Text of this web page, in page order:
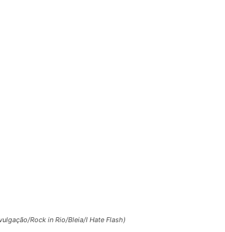
Rock in Rio/Bleia/I Hate Flash)